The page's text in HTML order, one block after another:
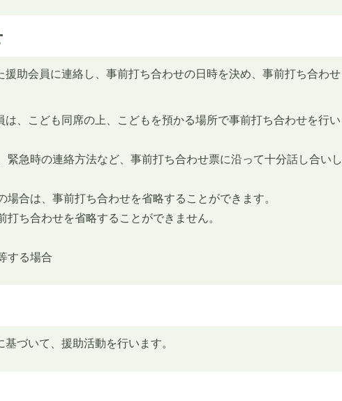
助会員に連絡し、事前打ち合わせの日時を決め、事前打ち合わせ
、こども同席の上、こどもを預かる場所で事前打ち合わせを行い
緊急時の連絡方法など、事前打ち合わせ票に沿って十分話し合いし
合は、事前打ち合わせを省略することができます。
ち合わせを省略することができません。
する場合
づいて、援助活動を行います。